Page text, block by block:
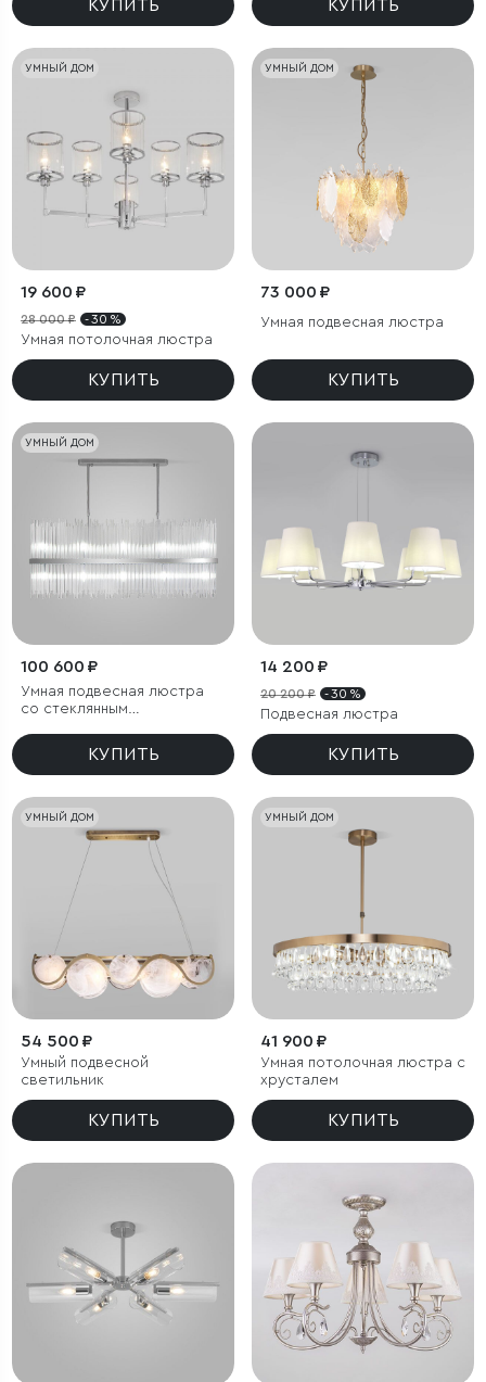
КУПИТЬ КУПИТЬ
УМНЫЙ ДОМ
19 600 ₽
28 000 ₽ - 30 %
Умная потолочная люстра
КУПИТЬ
УМНЫЙ ДОМ
73 000 ₽
Умная подвесная люстра
КУПИТЬ
УМНЫЙ ДОМ
100 600 ₽
Умная подвесная люстра
со стеклянным
КУПИТЬ
14 200 ₽
20 200 ₽ - 30 %
Подвесная люстра
КУПИТЬ
УМНЫЙ ДОМ
54 500 ₽
Умный подвесной
светильник
КУПИТЬ
УМНЫЙ ДОМ
41 900 ₽
Умная потолочная люстра с
хрусталем
КУПИТЬ